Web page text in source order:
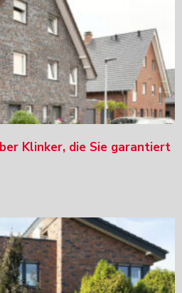
Klinker, die Sie garantiert